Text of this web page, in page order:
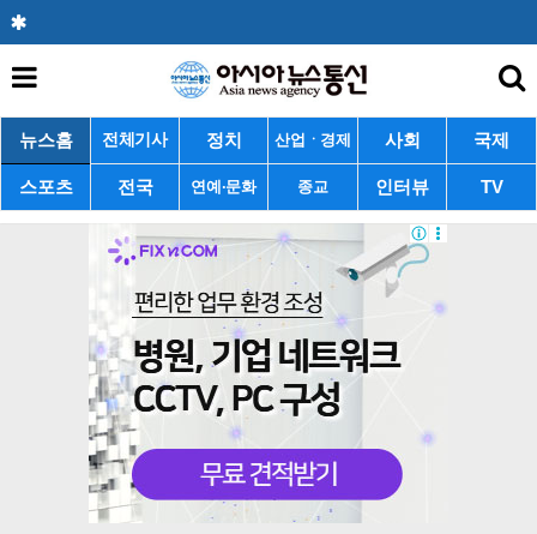
뉴스홈 전체기사 정치 산업ㆍ경제 사회 국제
스포츠 전국 연예·문화 종교 인터뷰 TV